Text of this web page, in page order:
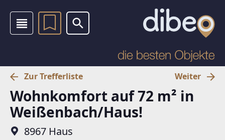
Zur Trefferliste Weiter
Wohnkomfort auf 72 m² in
Weißenbach/Haus!
8967 Haus